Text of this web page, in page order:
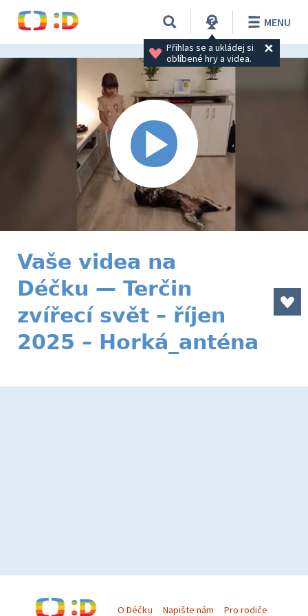
Přihlas se a ukládej si
oblíbené hry a videa.
MENU
Vaše videa na
Déčku — Terčin
zvířecí svět – říjen
2025 – Horká_anténa
O Déčku Napište nám Pro rodiče